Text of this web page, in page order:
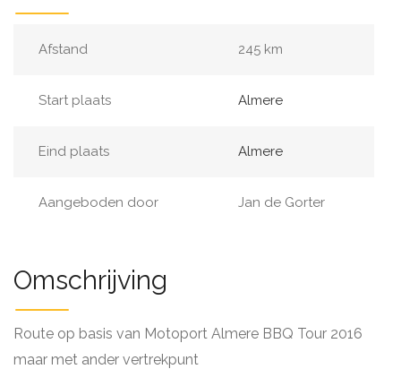
Afstand 245 km
Start plaats Almere
Eind plaats Almere
Aangeboden door Jan de Gorter
Omschrijving
Route op basis van Motoport Almere BBQ Tour 2016
maar met ander vertrekpunt